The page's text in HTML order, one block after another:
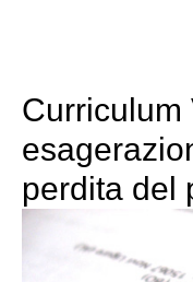
Curriculum
perdita del